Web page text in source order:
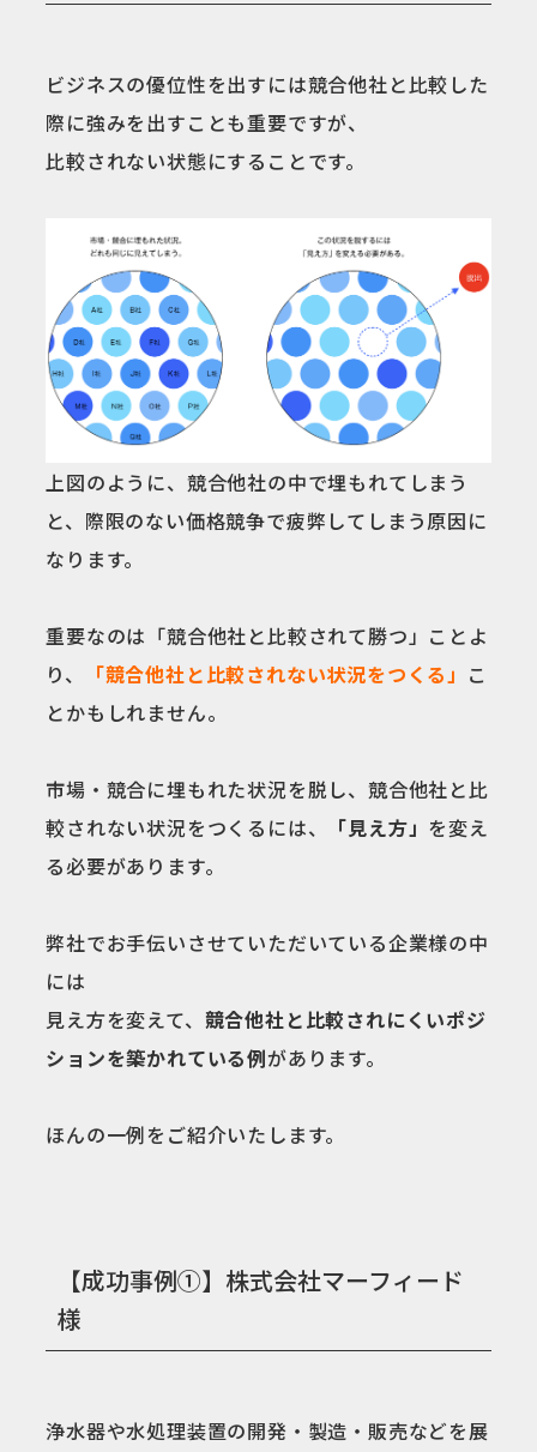
ビジネスの優位性を出すには競合他社と比較した
際に強みを出すことも重要ですが、
比較されない状態にすることです。
上図のように、競合他社の中で埋もれてしまう
と、際限のない価格競争で疲弊してしまう原因に
なります。
重要なのは「競合他社と比較されて勝つ」ことよ
り、
「競合他社と比較されない状況をつくる」 こ
とかもしれません。
市場・競合に埋もれた状況を脱し、競合他社と比
較されない状況をつくるには、
「見え方」 を変え
る必要があります。
弊社でお手伝いさせていただいている企業様の中
には
見え方を変えて、 競合他社と比較されにくいポジ
ションを築かれている例があります。
ほんの一例をご紹介いたします。
【成功事例①】株式会社マーフィード
様
浄水器や水処理装置の開発・製造・販売などを展